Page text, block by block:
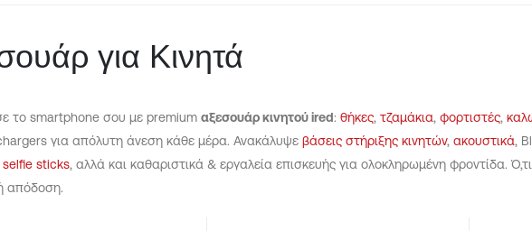
για Κινητά
το smartphone σου με premium αξεσουάρ κινητού ired: θήκες, τζαμάκια, φορτιστές,
για απόλυτη άνεση κάθε μέρα. Ανακάλυψε βάσεις στήριξης κινητών, ακουστικά,
selfie sticks, αλλά και καθαριστικά & εργαλεία επισκευής για ολοκληρωμένη φροντίδα.
απόδοση.